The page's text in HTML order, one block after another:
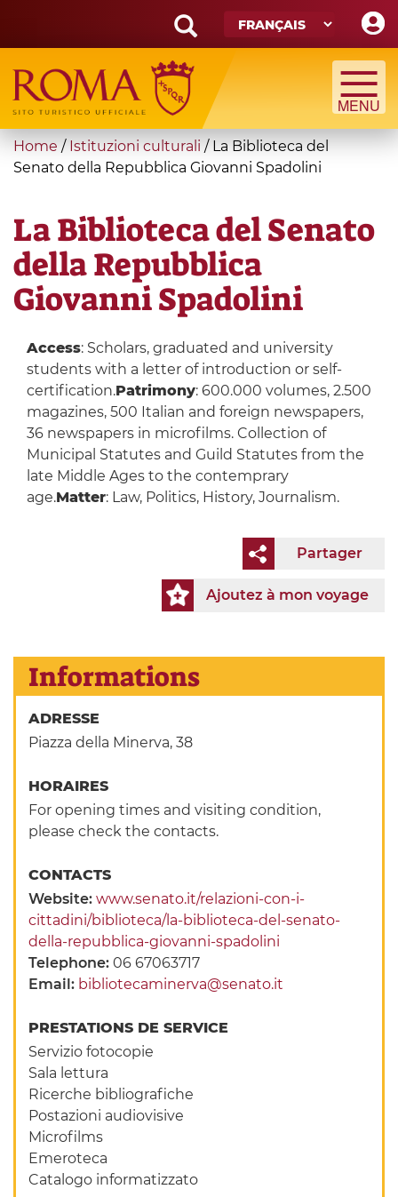
main
content
Search
form
Recherche
You
are
Home / Istituzioni culturali / La Biblioteca del
Senato della Repubblica Giovanni Spadolini
La Biblioteca del Senato
della Repubblica
Giovanni Spadolini
Access: Scholars, graduated and university
students with a letter of introduction or self-
certification.Patrimony: 600.000 volumes, 2.500
magazines, 500 Italian and foreign newspapers,
36 newspapers in microfilms. Collection of
Municipal Statutes and Guild Statutes from the
late Middle Ages to the contemprary
age.Matter: Law, Politics, History, Journalism.
Partager
Ajoutez à mon voyage
Informations
ADRESSE
Piazza della Minerva, 38
HORAIRES
For opening times and visiting condition,
please check the contacts.
CONTACTS
Website:www.senato.it/relazioni-con-i-
cittadini/biblioteca/la-biblioteca-del-senato-
della-repubblica-giovanni-spadolini
Telephone:06 67063717
Email: bibliotecaminerva@senato.it
PRESTATIONS DE SERVICE
Servizio fotocopie
Sala lettura
Ricerche bibliografiche
Postazioni audiovisive
Microfilms
Emeroteca
Catalogo informatizzato